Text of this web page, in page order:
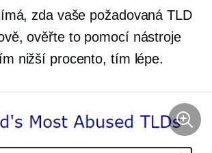
zda vaše požadovaná TLD
ověřte to pomocí nástroje
nižší procento, tím lépe.